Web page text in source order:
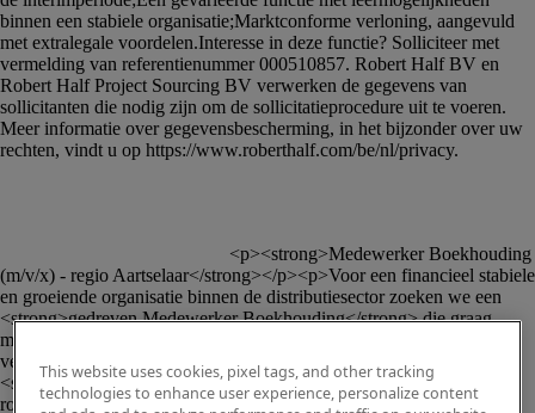
(m/v/x) - regio Aartselaar</strong></p><p>Voor een financieel stabiele
en groeiende organisatie binnen de distributiesector zoeken we een
<strong>gedreven Medewerker Boekhouding</strong> die graag
meedraait in het hart van de financiële werking. In deze rol krijg je
verantwoordelijkheid, variatie en de duidelijke mogelijkheid tot een
<strong>vaste aanstelling</strong>.</p><p><strong>Jouw
rol</strong></p><p>Je maakt deel uit van het boekhoudkundig team
This website uses cookies, pixel tags, and other tracking
technologies to enhance user experience, personalize content